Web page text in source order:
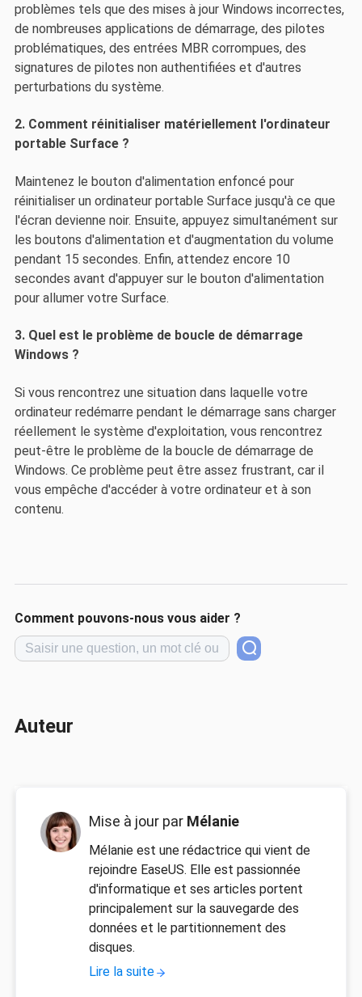
problèmes tels que des mises à jour Windows incorrectes,
de nombreuses applications de démarrage, des pilotes
problématiques, des entrées MBR corrompues, des
signatures de pilotes non authentifiées et d'autres
perturbations du système.
2. Comment réinitialiser matériellement l'ordinateur
portable Surface ?
Maintenez le bouton d'alimentation enfoncé pour
réinitialiser un ordinateur portable Surface jusqu'à ce que
l'écran devienne noir. Ensuite, appuyez simultanément sur
les boutons d'alimentation et d'augmentation du volume
pendant 15 secondes. Enfin, attendez encore 10
secondes avant d'appuyer sur le bouton d'alimentation
pour allumer votre Surface.
3. Quel est le problème de boucle de démarrage
Windows ?
Si vous rencontrez une situation dans laquelle votre
ordinateur redémarre pendant le démarrage sans charger
réellement le système d'exploitation, vous rencontrez
peut-être le problème de la boucle de démarrage de
Windows. Ce problème peut être assez frustrant, car il
vous empêche d'accéder à votre ordinateur et à son
contenu.
Comment pouvons-nous vous aider ?
Auteur
Mise à jour par Mélanie
Mélanie est une rédactrice qui vient de
rejoindre EaseUS. Elle est passionnée
d'informatique et ses articles portent
principalement sur la sauvegarde des
données et le partitionnement des
disques.
Lire la suite